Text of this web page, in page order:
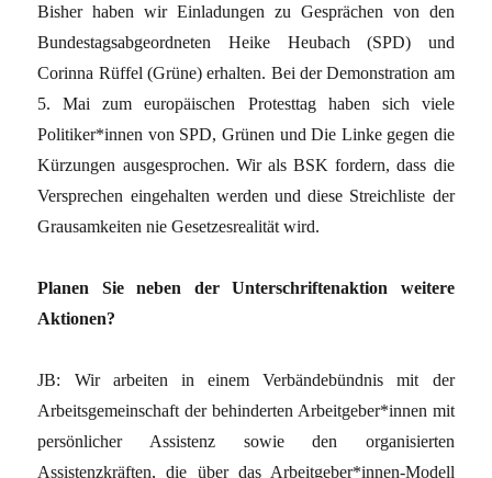
Bisher haben wir Einladungen zu Gesprächen von den
Bundestagsabgeordneten Heike Heubach (SPD) und
Corinna Rüffel (Grüne) erhalten. Bei der Demonstration am
5. Mai zum europäischen Protesttag haben sich viele
Politiker*innen von SPD, Grünen und Die Linke gegen die
Kürzungen ausgesprochen. Wir als BSK fordern, dass die
Versprechen eingehalten werden und diese Streichliste der
Grausamkeiten nie Gesetzesrealität wird.
Planen Sie neben der Unterschriftenaktion weitere
Aktionen?
JB: Wir arbeiten in einem Verbändebündnis mit der
Arbeitsgemeinschaft der behinderten Arbeitgeber*innen mit
persönlicher Assistenz sowie den organisierten
Assistenzkräften, die über das Arbeitgeber*innen-Modell